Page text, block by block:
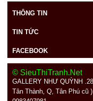
THÔNG TIN
TIN TỨC
FACEBOOK
© SieuThiTranh.Net
GALLERY NHƯ QUỲNH
Tân Thành, Q, Tân Phú cũ